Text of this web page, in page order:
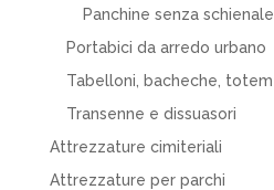
Panchine senza schienale
Portabici da arredo urbano
Tabelloni, bacheche, totem
Transenne e dissuasori
Attrezzature cimiteriali
Attrezzature per parchi